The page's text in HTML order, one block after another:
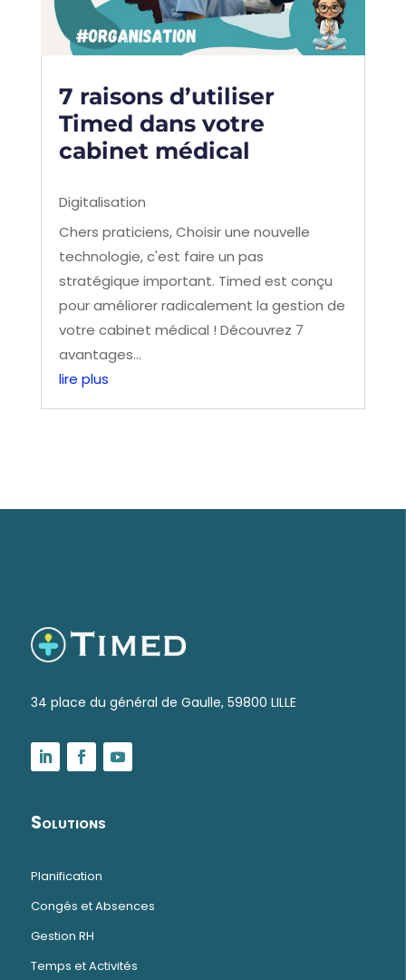
7 raisons d’utiliser
Timed dans votre
cabinet médical
Digitalisation
Chers praticiens, Choisir une nouvelle
technologie, c'est faire un pas
stratégique important. Timed est conçu
pour améliorer radicalement la gestion de
votre cabinet médical ! Découvrez 7
avantages...
lire plus
34 place du général de Gaulle, 59800 LILLE
Solutions
Planification
Congés et Absences
Gestion RH
Temps et Activités